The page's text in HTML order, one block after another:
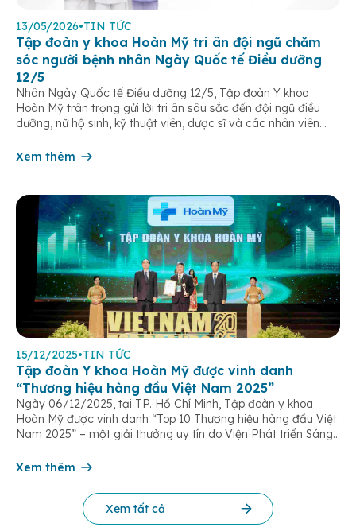
13/05/2026•TIN TỨC
Tập đoàn y khoa Hoàn Mỹ tri ân đội ngũ chăm
sóc người bệnh nhân Ngày Quốc tế Điều dưỡng
12/5
Nhân Ngày Quốc tế Điều dưỡng 12/5, Tập đoàn Y khoa
Hoàn Mỹ trân trọng gửi lời tri ân sâu sắc đến đội ngũ điều
dưỡng, nữ hộ sinh, kỹ thuật viên, dược sĩ và các nhân viên
âm thầm đồng hành trên […]
Xem thêm
15/12/2025•TIN TỨC
Tập đoàn Y khoa Hoàn Mỹ được vinh danh
“Thương hiệu hàng đầu Việt Nam 2025”
Ngày 06/12/2025, tại TP. Hồ Chí Minh, Tập đoàn y khoa
Hoàn Mỹ được vinh danh “Top 10 Thương hiệu hàng đầu Việt
Nam 2025” – một giải thưởng uy tín do Viện Phát triển Sáng
cứu Phát triển Doanh nghiệp Châu Á […]
Xem thêm
Xem tất cả